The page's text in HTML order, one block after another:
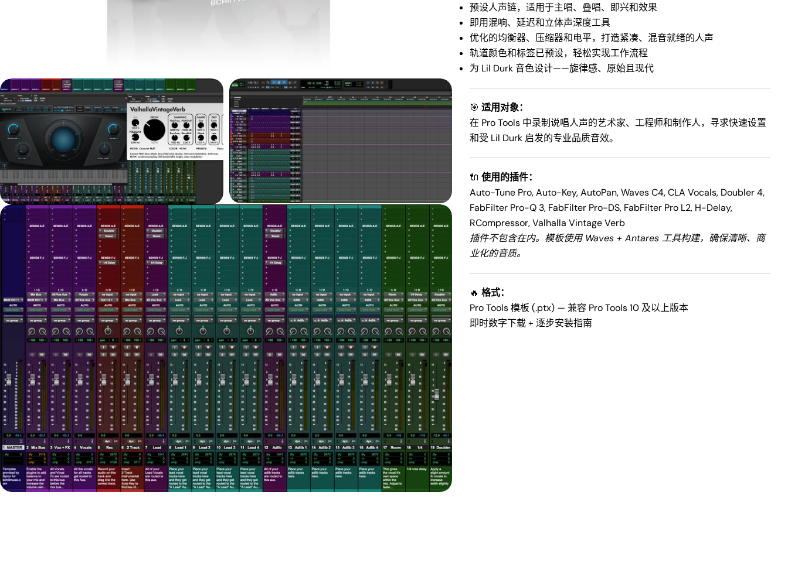
模态窗口中打开媒体 1 在模态窗口中打开媒体 2
模态窗口中打开媒体 3
预设人声链，适用于主唱、叠唱、即兴和效果
即用混响、延迟和立体声深度工具
优化的均衡器、压缩器和电平，打造紧凑、混音就绪的人声
轨道颜色和标签已预设，轻松实现工作流程
为 Lil Durk 音色设计——旋律感、原始且现代
🎯适用对象：
在 Pro Tools 中录制说唱人声的艺术家、工程师和制作人，寻求快速设置
和受 Lil Durk 启发的专业品质音效。
🔌使用的插件：
Auto-Tune Pro, Auto-Key, AutoPan, Waves C4, CLA Vocals, Doubler 4,
FabFilter Pro-Q 3, FabFilter Pro-DS, FabFilter Pro L2, H-Delay,
RCompressor, Valhalla Vintage Verb
插件不包含在内。模板使用 Waves + Antares 工具构建，确保清晰、商
业化的音质。
🔥格式：
Pro Tools 模板 (.ptx) — 兼容 Pro Tools 10 及以上版本
即时数字下载 + 逐步安装指南